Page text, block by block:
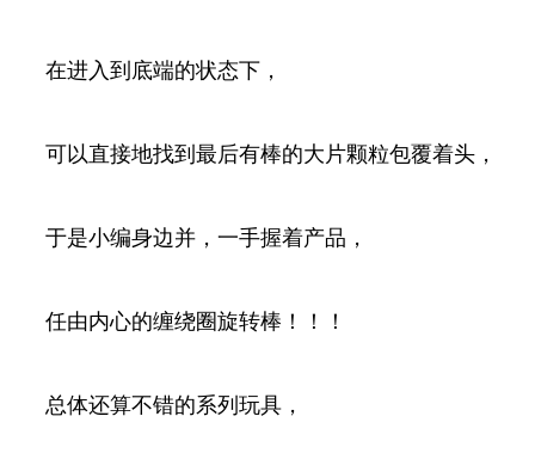
在进入到底端的状态下，
可以直接地找到最后有棒的大片颗粒包覆着头，
于是小编身边并，一手握着产品，
任由内心的缠绕圈旋转棒！！！
总体还算不错的系列玩具，